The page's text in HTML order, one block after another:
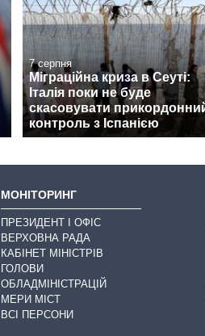
7 серпня
Міграційна криза в Сеуті:
Італія поки не буде
скасовувати
контроль з Іспанією
МОНІТОРИНГ
ПРЕЗИДЕНТ І ОФІС
ВЕРХОВНА РАДА
КАБІНЕТ МІНІСТРІВ
ГОЛОВИ
ОБЛАДМІНІСТРАЦІЙ
МЕРИ МІСТ
ВСІ ПЕРСОНИ